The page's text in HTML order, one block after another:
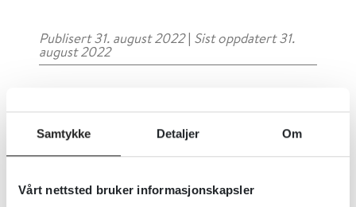
Samtykke Detaljer Om
Vårt nettsted bruker informasjonskapsler
Publisert 31. august 2022 | Sist oppdatert 31.
august 2022
Forskerne inkluderte tre studier fordelt
på fem publikasjoner som var publisert i
årene 2017 til 2022. Alle studiene var
randomiserte studier fra Norge og